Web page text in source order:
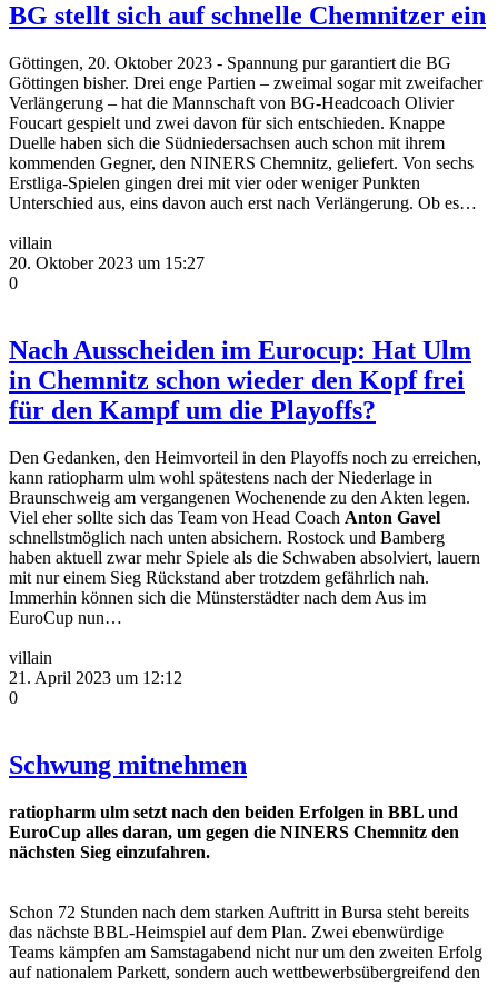
BG stellt sich auf schnelle Chemnitzer ein
Göttingen, 20. Oktober 2023 - Spannung pur garantiert die BG
Göttingen bisher. Drei enge Partien – zweimal sogar mit zweifacher
Verlängerung – hat die Mannschaft von BG-Headcoach Olivier
Foucart gespielt und zwei davon für sich entschieden. Knappe
Duelle haben sich die Südniedersachsen auch schon mit ihrem
kommenden Gegner, den NINERS Chemnitz, geliefert. Von sechs
Erstliga-Spielen gingen drei mit vier oder weniger Punkten
Unterschied aus, eins davon auch erst nach Verlängerung. Ob es…
villain
20. Oktober 2023 um 15:27
0
Nach Ausscheiden im Eurocup: Hat Ulm
in Chemnitz schon wieder den Kopf frei
für den Kampf um die Playoffs?
Den Gedanken, den Heimvorteil in den Playoffs noch zu erreichen,
kann ratiopharm ulm wohl spätestens nach der Niederlage in
Braunschweig am vergangenen Wochenende zu den Akten legen.
Viel eher sollte sich das Team von Head Coach Anton Gavel
schnellstmöglich nach unten absichern. Rostock und Bamberg
haben aktuell zwar mehr Spiele als die Schwaben absolviert, lauern
mit nur einem Sieg Rückstand aber trotzdem gefährlich nah.
Immerhin können sich die Münsterstädter nach dem Aus im
EuroCup nun…
villain
21. April 2023 um 12:12
0
Schwung mitnehmen
ratiopharm ulm setzt nach den beiden Erfolgen in BBL und
EuroCup alles daran, um gegen die NINERS Chemnitz den
nächsten Sieg einzufahren.
Schon 72 Stunden nach dem starken Auftritt in Bursa steht bereits
das nächste BBL-Heimspiel auf dem Plan. Zwei ebenwürdige
Teams kämpfen am Samstagabend nicht nur um den zweiten Erfolg
auf nationalem Parkett, sondern auch wettbewerbsübergreifend den